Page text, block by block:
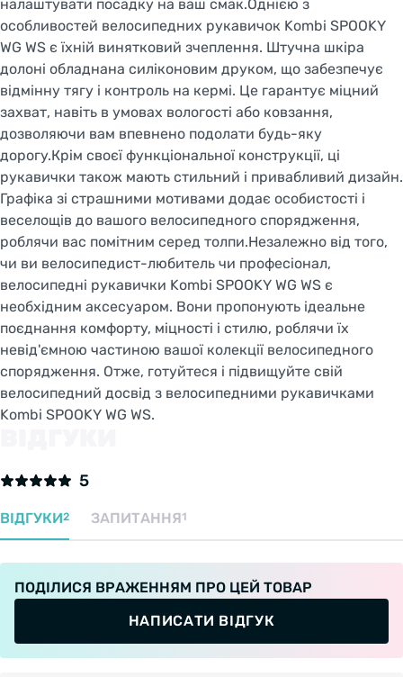
налаштувати посадку на ваш смак.Однією з
особливостей велосипедних рукавичок Kombi SPOOKY
WG WS є їхній винятковий зчеплення. Штучна шкіра
долоні обладнана силіконовим друком, що забезпечує
відмінну тягу і контроль на кермі. Це гарантує міцний
захват, навіть в умовах вологості або ковзання,
дозволяючи вам впевнено подолати будь-яку
дорогу.Крім своєї функціональної конструкції, ці
рукавички також мають стильний і привабливий дизайн.
Графіка зі страшними мотивами додає особистості і
веселощів до вашого велосипедного спорядження,
роблячи вас помітним серед толпи.Незалежно від того,
чи ви велосипедист-любитель чи професіонал,
велосипедні рукавички Kombi SPOOKY WG WS є
необхідним аксесуаром. Вони пропонують ідеальне
поєднання комфорту, міцності і стилю, роблячи їх
невід'ємною частиною вашої колекції велосипедного
спорядження. Отже, готуйтеся і підвищуйте свій
велосипедний досвід з велосипедними рукавичками
Kombi SPOOKY WG WS.
5
ВІДГУКИ2 ЗАПИТАННЯ1
ПОДІЛИСЯ ВРАЖЕННЯМ ПРО ЦЕЙ ТОВАР
НАПИСАТИ ВІДГУК
Welcome!
Do you want to switch to the Dutch version of the
site or stay on the Ukrainian version?
SWITCH TO FACEBIKE.NL
STAY ON FACEBIKE.UA